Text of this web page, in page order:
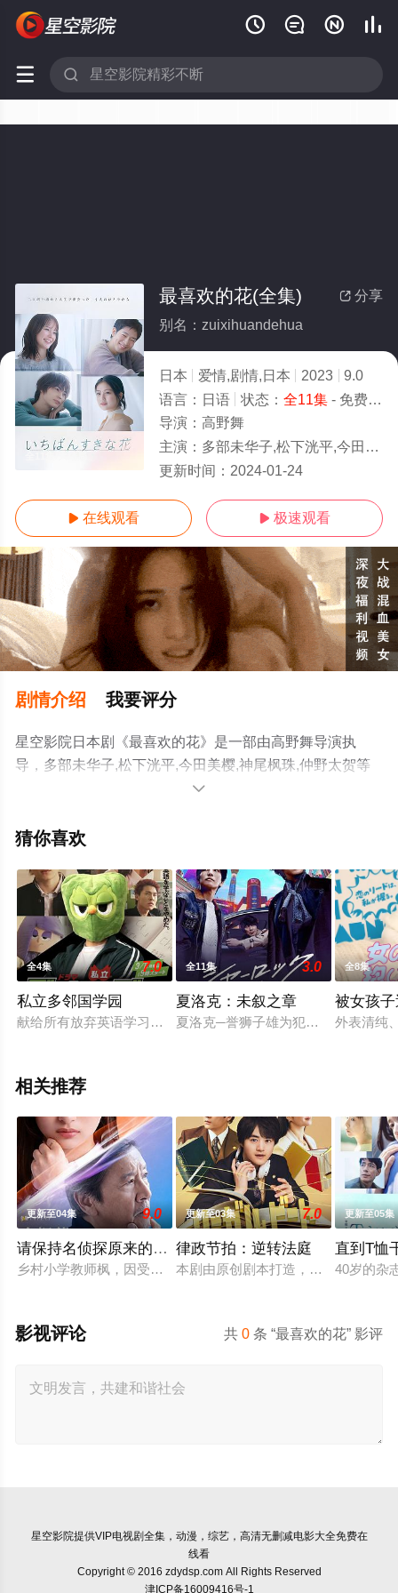
   
 
 分享
最喜欢的花(全集)
别名：zuixihuandehua
日本 爱情,剧情,日本 2023
9.0
语言： 日语 状态： 全11集- 免费在线观看
导演： 高野舞
主演： 多部未华子,松下洸平,今田美樱,神尾枫珠,仲野太贺
更新时间： 2024-01-24
 在线观看  极速观看
剧情介绍 我要评分
星空影院日本剧《最喜欢的花》是一部由高野舞导演执
导，多部未华子,松下洸平,今田美樱,神尾枫珠,仲野太贺等
演员精彩演绎的日本电视剧，大结局剧情已揭晓（全11
空电影网，更多相关信息可移步至豆瓣电视剧、电视猫或

猜你喜欢
全4集 7.0
私立多邻国学园
献给所有放弃英语学习的人！多邻国首部完全原创影集《私立
全11集 3.0
夏洛克：未叙之章
夏洛克─誉狮子雄为犯罪搜查专门顾
全8集
被女孩
外表清纯
相关推荐
更新至04集 9.0
请保持名侦探原来的样子
乡村小学教师枫，因受到外祖父的影响，自幼便是坚定的推理
更新至03集 7.0
律政节拍：逆转法庭
本剧由原创剧本打造，是一部法律剧
更新至05集
直到T恤
40岁的杂
共0 条 “最喜欢的花” 影评
影视评论
星空影院提供VIP电视剧全集，动漫，综艺，高清无删减电影大全免费在
线看
Copyright © 2016 zdydsp.com All Rights Reserved
津ICP备16009416号-1